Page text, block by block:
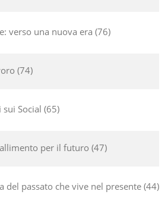
verso una nuova era 76
74
sui Social 65
per il futuro 47
del passato che vive nel presente 44